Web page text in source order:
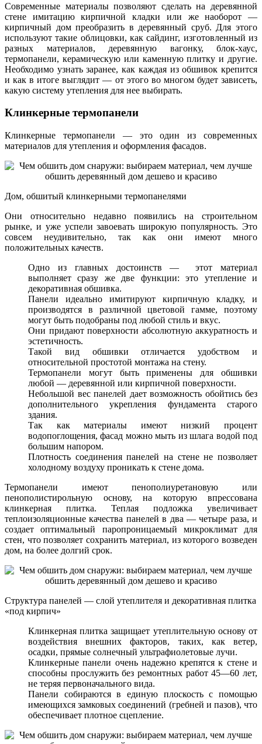
Современные материалы позволяют сделать на деревянной
стене имитацию кирпичной кладки или же наоборот —
кирпичный дом преобразить в деревянный сруб. Для этого
используют такие облицовки, как сайдинг, изготовленный из
разных материалов, деревянную вагонку, блок-хаус,
термопанели, керамическую или каменную плитку и другие.
Необходимо узнать заранее, как каждая из обшивок крепится
и как в итоге выглядит — от этого во многом будет зависеть,
какую систему утепления для нее выбирать.
Клинкерные термопанели
Клинкерные термопанели — это один из современных
материалов для утепления и оформления фасадов.
Дом, обшитый клинкерными термопанелями
Они относительно недавно появились на строительном
рынке, и уже успели завоевать широкую популярность. Это
совсем неудивительно, так как они имеют много
положительных качеств.
Одно из главных достоинств — этот материал
выполняет сразу же две функции: это утепление и
декоративная обшивка.
Панели идеально имитируют кирпичную кладку, и
производятся в различной цветовой гамме, поэтому
могут быть подобраны под любой стиль и вкус.
Они придают поверхности абсолютную аккуратность и
эстетичность.
Такой вид обшивки отличается удобством и
относительной простотой монтажа на стену.
Термопанели могут быть применены для обшивки
любой — деревянной или кирпичной поверхности.
Небольшой вес панелей дает возможность обойтись без
дополнительного укрепления фундамента старого
здания.
Так как материалы имеют низкий процент
водопоглощения, фасад можно мыть из шлага водой под
большим напором.
Плотность соединения панелей на стене не позволяет
холодному воздуху проникать к стене дома.
Термопанели имеют пенополиуретановую или
пенополистирольную основу, на которую впрессована
клинкерная плитка. Теплая подложка увеличивает
теплоизоляционные качества панелей в два — четыре раза, и
создает оптимальный паропроницаемый микроклимат для
стен, что позволяет сохранить материал, из которого возведен
дом, на более долгий срок.
Структура панелей — слой утеплителя и декоративная плитка
«под кирпич»
Клинкерная плитка защищает утеплительную основу от
воздействия внешних факторов, таких, как ветер,
осадки, прямые солнечный ультрафиолетовые лучи.
Клинкерные панели очень надежно крепятся к стене и
способны прослужить без ремонтных работ 45—60 лет,
не теряя первоначального вида.
Панели собираются в единую плоскость с помощью
имеющихся замковых соединений (гребней и пазов), что
обеспечивает плотное сцепление.